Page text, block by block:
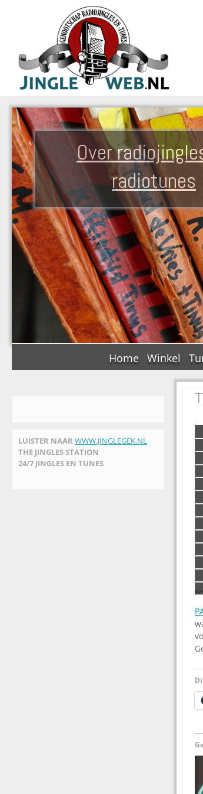
Over
radiotunes
Home Winkel
LUISTER NAAR WWW.JINGLEGEK.NL
THE JINGLES STATION
24/7 JINGLES EN TUNES